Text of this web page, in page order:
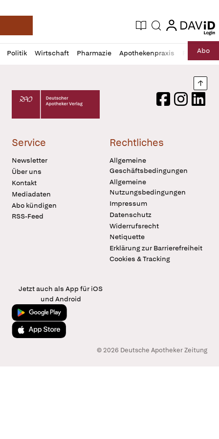
Deutsche Apotheker Zeitung
Aktuelle Ausgabe
Suche login
login
Politik Wirtschaft Pharmazie Apothekenpraxis RechtAbo
Profil
öffnen
Daz
Pur
Deutscher Apotheker Verlag Logo
FacebookInstagram
Service
Newsletter
Über uns
Kontakt
Mediadaten
Abo kündigen
RSS-Feed
Rechtliches
Allgemeine
Geschäftsbedingungen
Allgemeine
Nutzungsbedingungen
Impressum
Datenschutz
Widerrufsrecht
Netiquette
Erklärung zur Barrierefreiheit
Cookies & Tracking
Jetzt auch als App für iOS
und Android
Jetzt bei Google Play
Laden im App Store
© 2026 Deutsche Apotheker Zeitung